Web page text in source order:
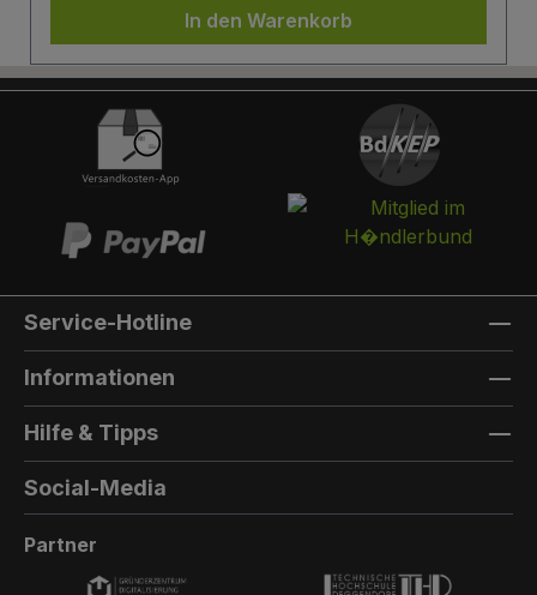
Ihrer Haustüre haben und die Paketbox mit
dem selben Schlüssel öffnen.
Briefkasten:Optional kann ein Briefkasten
integriert werden. Die Post landet in einem
separaten und absperrbaren Auffangkorb.
Hintertür:Auf der Rückseite können Sie eine
Hintertür integrieren. Die Farbe der Hintertür ist
immer die gleiche Farbe, wie die Türfarbe
vorne. Außenmaterial: 8mm HPL(High
Firma Trespa Bei Sonderfarbe: Bezeichnung
der TürfarbeGeben Sie hier den Namen Ihrer
Wunschfarbe an.Die Lieferzeit bei
Sonderfarben verlängert sich um 5 bis 6
AußenfarbeGeben Sie hier den Namen der
Wunschfarbe an.Hinweis: Falls Sie die Türfarbe
in der selben Farbe wie die Außenwandfarbe
berechnet wird.Die Lieferzeit bei Sonderfarben
In den Warenkorb
Service-Hotline
Informationen
Hilfe & Tipps
Social-Media
Partner